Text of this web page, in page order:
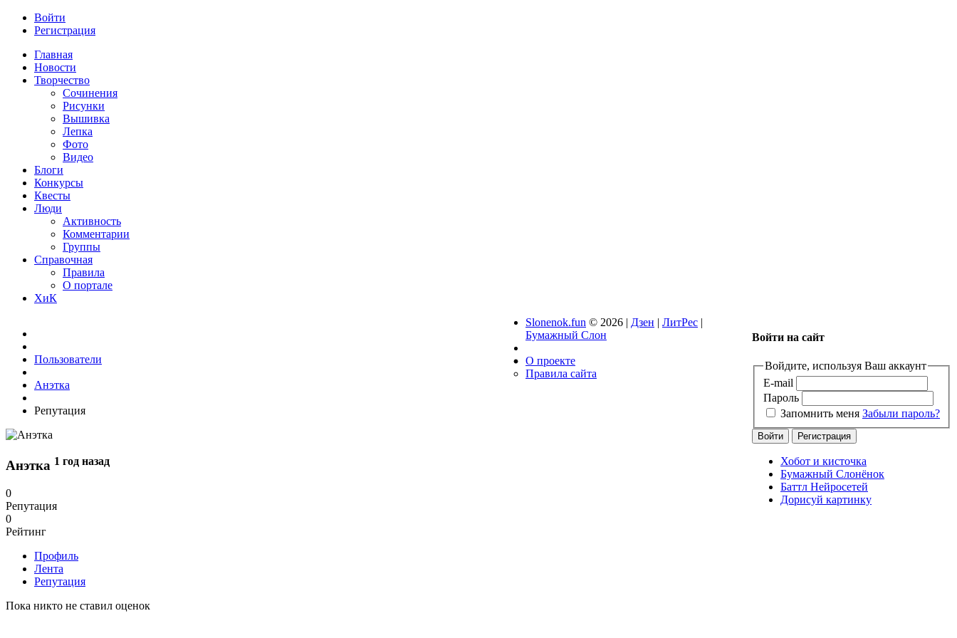
Войти
Регистрация
Главная
Новости
Творчество
Сочинения
Рисунки
Вышивка
Лепка
Фото
Видео
Блоги
Конкурсы
Квесты
Люди
Активность
Комментарии
Группы
Справочная
Правила
О портале
ХиК
Пользователи
Анэтка
Репутация
Анэтка 1 год назад
0
Репутация
0
Рейтинг
Профиль
Лента
Репутация
Пока никто не ставил оценок
Войти на сайт
Войдите, используя Ваш аккаунт
E-mail
Пароль
Запомнить меня Забыли пароль?
Хобот и кисточка
Бумажный Слонёнок
Баттл Нейросетей
Дорисуй картинку
Slonenok.fun © 2026 | Дзен | ЛитРес |
Бумажный Слон
О проекте
Правила сайта